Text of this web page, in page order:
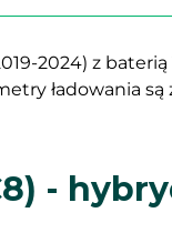
2024) z
ładowania
-